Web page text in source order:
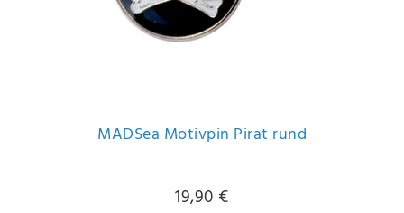
MADSea Motivpin Pirat rund
19,90 €